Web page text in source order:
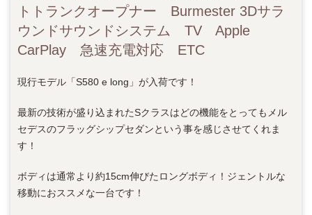
トトランクオープナー Burmester 3Dサラ
ウンドサウンドシステム TV Apple
CarPlay 急速充電対応 ETC
現行モデル「S580 e long」が入荷です！
最新の技術が盛り込まれたSクラスはどの機能をとってもメル
セデスのフラッグシップセダンという事を感じさせてくれま
す！
ボディは通常より約15cm伸びたロングボディ！ジェントルな
移動におススメな一台です！